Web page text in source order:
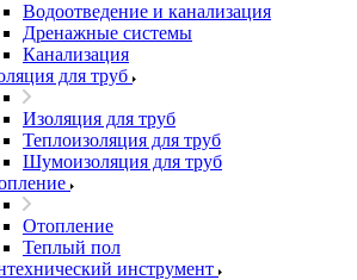
Водоотведение и канализация
Дренажные системы
Канализация
для труб
Изоляция для труб
Теплоизоляция для труб
Шумоизоляция для труб
Отопление
Теплый пол
инструмент